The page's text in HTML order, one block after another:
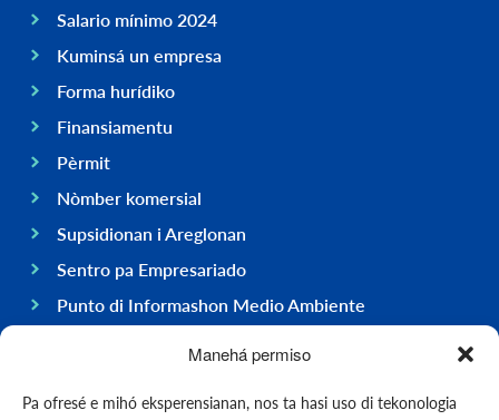
Manehá permiso
Pa ofresé e mihó eksperensianan, nos ta hasi uso di tekonologia
Salario mínimo 2024
Kuminsá un empresa
Forma hurídiko
Finansiamentu
Pèrmit
Nòmber komersial
Supsidionan i Areglonan
Sentro pa Empresariado
Punto di Informashon Medio Ambiente
Hasi negoshi na Boneiru
Ekonomia